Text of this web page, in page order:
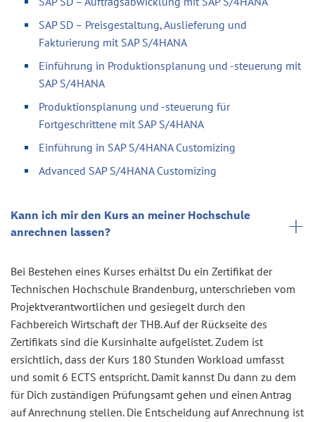
SAP SD – Preisgestaltung, Auslieferung und
Fakturierung mit SAP S/4HANA
Einführung in Produktionsplanung und -steuerung mit
SAP S/4HANA
Produktionsplanung und -steuerung für
Fortgeschrittene mit SAP S/4HANA
Einführung in SAP S/4HANA Customizing
Advanced SAP S/4HANA Customizing
Kann ich mir den Kurs an meiner Hochschule
anrechnen lassen?
Bei Bestehen eines Kurses erhältst Du ein Zertifikat der
Technischen Hochschule Brandenburg, unterschrieben vom
Projektverantwortlichen und gesiegelt durch den
Fachbereich Wirtschaft der THB. Auf der Rückseite des
Zertifikats sind die Kursinhalte aufgelistet. Zudem ist
ersichtlich, dass der Kurs 180 Stunden Workload umfasst
und somit 6 ECTS entspricht. Damit kannst Du dann zu dem
für Dich zuständigen Prüfungsamt gehen und einen Antrag
auf Anrechnung stellen. Die Entscheidung auf Anrechnung ist